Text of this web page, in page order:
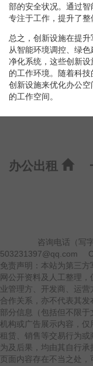
部的安全状况。通过
专注于工作，提升了整
总之，创新设施在提升
从智能环境调控、绿
净化系统，这些创新
的工作环境。随着科
创新设施来优化办公
的工作空间。
办公出租
咨询电话（写
503231397@qq.com
免责声明：本站为第三
网公开资料及人工整理
业管理方、开发商、运
合作关系，亦不代表其
部分信息（包括但不限
机构或广告展示内容，仅
租赁、销售等交易行为
为及后果，均由其自行
页面内容存在不当之处